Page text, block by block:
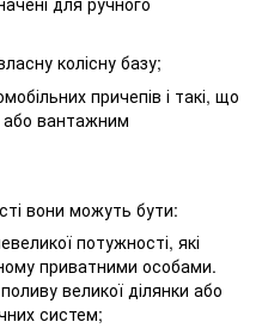
колісну базу;
причепів і такі, що
або вантажним
вони можуть бути:
потужності, які
приватними особами.
великої ділянки або
систем;